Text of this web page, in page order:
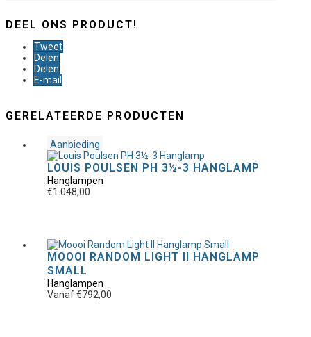
DEEL ONS PRODUCT!
Tweet
Delen
Delen
E-mail
GERELATEERDE PRODUCTEN
Aanbieding
Dit
product
heeft
meerdere
kan
gekozen
worden
op
de
productpagina
LOUIS POULSEN PH 3½-3 HANGLAMP
Hanglampen
€1.048,00
Dit
product
heeft
meerdere
variaties.
MOOOI RANDOM LIGHT II HANGLAMP
SMALL
Hanglampen
Vanaf€792,00